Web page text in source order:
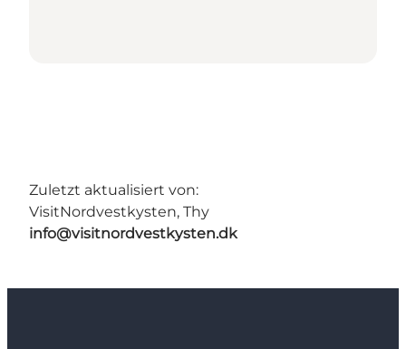
Zuletzt aktualisiert von:
VisitNordvestkysten, Thy
info@visitnordvestkysten.dk